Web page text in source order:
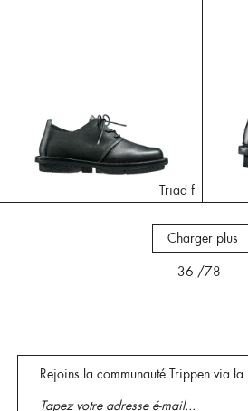
Triad f
Charger plus
36 /78
Rejoins la communauté Trippen via la